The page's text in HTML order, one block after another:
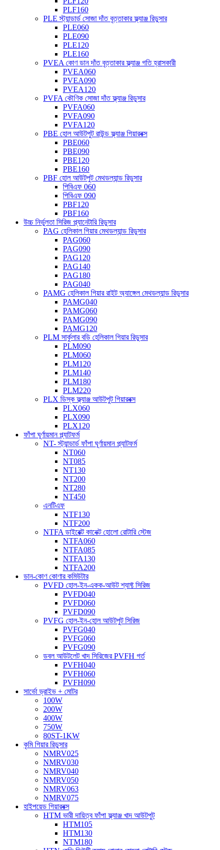
PLF160
PLE স্ট্যান্ডার্ড সোজা দাঁত বৃত্তাকার ফ্ল্যাঞ্জ রিডুসার
PLE060
PLE090
PLE120
PLE160
PVEA কোণ ডান দাঁত বৃত্তাকার ফ্ল্যাঞ্জ গতি হ্রাসকারী
PVEA060
PVEA090
PVEA120
PVFA কৌণিক সোজা দাঁত ফ্ল্যাঞ্জ রিডুসার
PVFA060
PVFA090
PVFA120
PBE হোল আউটপুট রাউন্ড ফ্ল্যাঞ্জ গিয়ারবক্স
PBE060
PBE090
PBE120
PBE160
PBF হোল আউটপুট মেথডল্যান্ড রিডুসার
পিবিএফ 060
পিবিএফ 090
PBF120
PBF160
উচ্চ নির্ভুলতা সিরিজ প্ল্যানেটারি রিডুসার
PAG হেলিকাল গিয়ার মেথডল্যান্ড রিডুসার
PAG060
PAG090
PAG120
PAG140
PAG180
PAG040
PAMG হেলিকাল গিয়ার রাইট অ্যাঙ্গেল মেথডল্যান্ড রিডুসার
PAMG040
PAMG060
PAMG090
PAMG120
PLM সার্কুলার বডি হেলিকাল গিয়ার রিডুসার
PLM090
PLM060
PLM120
PLM140
PLM180
PLM220
PLX ডিস্ক ফ্ল্যাঞ্জ আউটপুট গিয়ারবক্স
PLX060
PLX090
PLX120
ফাঁপা ঘূর্ণায়মান প্ল্যাটফর্ম
NT- স্ট্যান্ডার্ড ফাঁপা ঘূর্ণায়মান প্ল্যাটফর্ম
NT060
NT085
NT130
NT200
NT280
NT450
এনটিএফ
NTF130
NTF200
NTFA ডাইরেক্ট কানেক্ট হোলো রোটারি স্টেজ
NTFA060
NTFA085
NTFA130
NTFA200
ডান-কোণ কোণার কমিউটার
PVFD হোল-ইন-একক-আউট শ্যাফ্ট সিরিজ
PVFD040
PVFD060
PVFD090
PVFG হোল-ইন-হোল আউটপুট সিরিজ
PVFG040
PVFG060
PVFG090
ডবল আউটলেট খাদ সিরিজের PVFH গর্ত
PVFH040
PVFH060
PVFH090
সার্ভো ড্রাইভ + মোটর
100W
200W
400W
750W
80ST-1KW
কৃমি গিয়ার রিডুসার
NMRV025
NMRV030
NMRV040
NMRV050
NMRV063
NMRV075
হাইপয়েড গিয়ারবক্স
HTM ভারী দায়িত্ব ফাঁপা ফ্ল্যাঞ্জ খাদ আউটপুট
HTM105
HTM130
NTM180